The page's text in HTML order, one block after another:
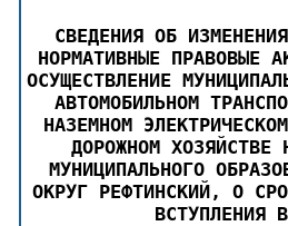
СВЕДЕНИЯ ОБ
НОРМАТИВНЫЕ ПРАВОВЫЕ
ОСУЩЕСТВЛЕНИЕ
АВТОМОБИЛЬНОМ
НАЗЕМНОМ
ДОРОЖНОМ ХОЗЯЙСТВЕ
МУНИЦИПАЛЬНОГО
ОКРУГ РЕФТИНСКИЙ, О
ВСТУПЛЕНИЯ